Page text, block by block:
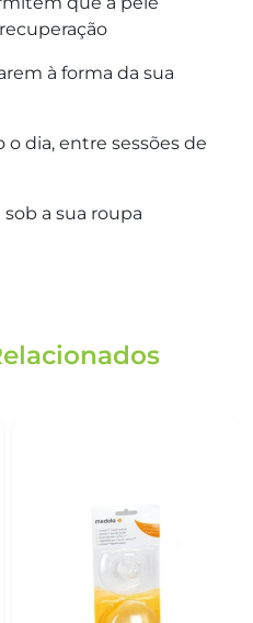
à forma da sua
dia, entre sessões de
a sua roupa